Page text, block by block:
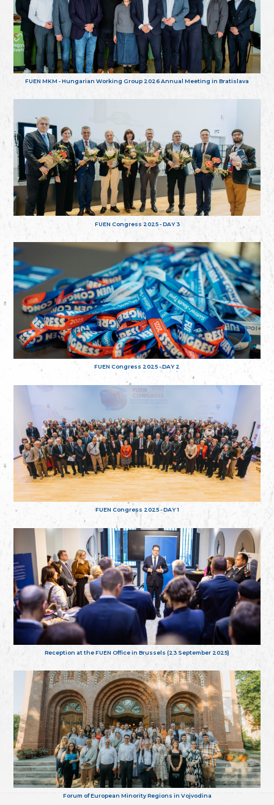
FUEN MKM - Hungarian Working Group 2026 Annual Meeting in Bratislava
FUEN Congress 2025 - DAY 3
FUEN Congress 2025 - DAY 2
FUEN Congress 2025 - DAY 1
Reception at the FUEN Office in Brussels (23 September 2025)
Forum of European Minority Regions in Vojvodina